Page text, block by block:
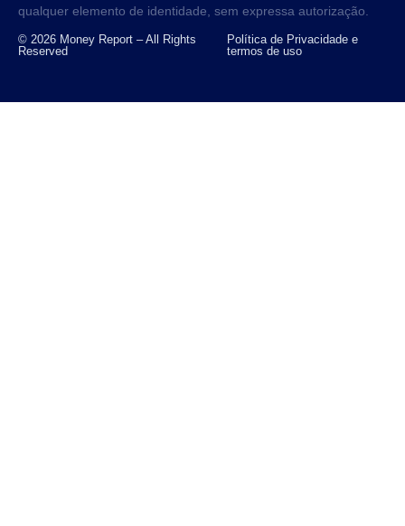
qualquer elemento de identidade, sem expressa autorização.
© 2026 Money Report – All Rights
Reserved
Política de Privacidade e
termos de uso